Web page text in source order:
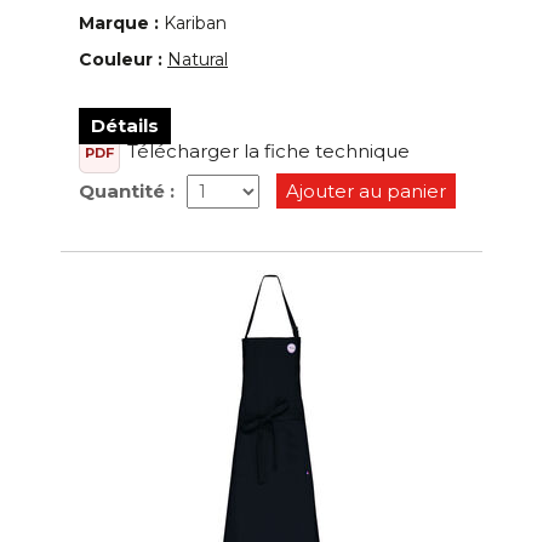
Marque : Kariban
Couleur : Natural
Détails
PDF
Télécharger la fiche technique
Quantité :
Ajouter au panier